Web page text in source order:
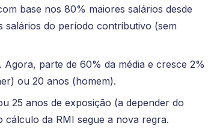
base nos 80% maiores salários desde
salários do período contributivo (sem
Agora, parte de 60% da média e cresce 2%
ou 20 anos (homem).
25 anos de exposição (a depender do
cálculo da RMI segue a nova regra.